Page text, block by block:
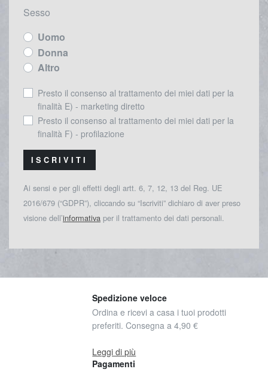
Sesso
Uomo
Donna
Altro
Presto il consenso al trattamento dei miei dati per la
finalità E) - marketing diretto
Presto il consenso al trattamento dei miei dati per la
finalità F) - profilazione
ISCRIVITI
Ai sensi e per gli effetti degli artt. 6, 7, 12, 13 del Reg. UE
2016/679 (“GDPR”), cliccando su “Iscriviti” dichiaro di aver preso
visione dell’informativa per il trattamento dei dati personali.
Spedizione veloce
Ordina e ricevi a casa i tuoi prodotti
preferiti. Consegna a 4,90 €
Leggi di più
Pagamenti